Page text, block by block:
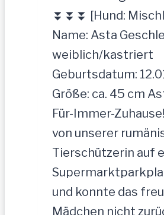
⏬⏬⏬ [Hund:
Name: Asta
weiblich/kastriert
Geburtsdatum:
Größe: ca. 45 cm
Für-Immer-
von unserer
Tierschützerin auf
und konnte das
Mädchen nicht